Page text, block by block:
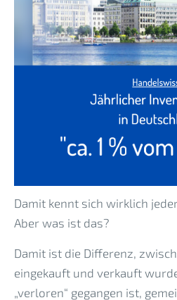
Damit kennt sich wirklich
Aber was ist das?
Damit ist die Differenz,
eingekauft und verkauft
„verloren“ gegangen ist,